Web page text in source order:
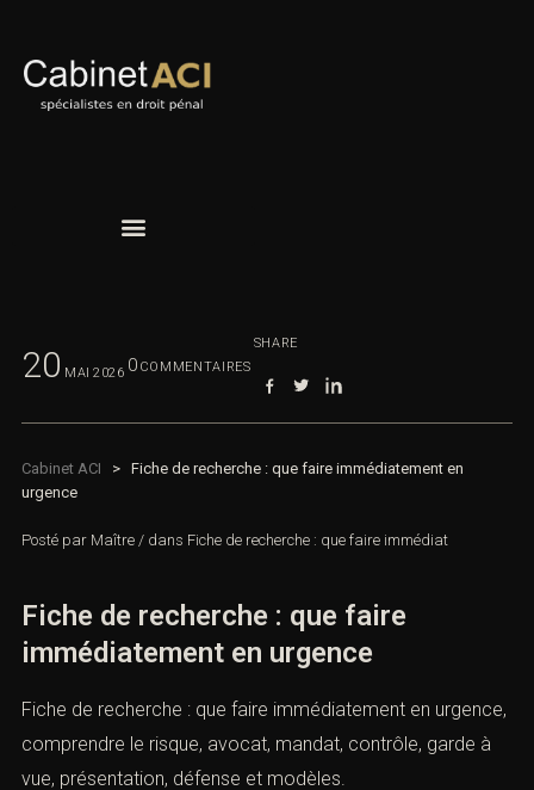
20 MAI 2026 0 COMMENTAIRES
SHARE
Cabinet ACI > Fiche de recherche : que faire immédiatement en
urgence
Posté par Maître / dans Fiche de recherche : que faire immédiat
Fiche de recherche : que faire
immédiatement en urgence
Fiche de recherche : que faire immédiatement en
urgence, comprendre le risque, avocat, mandat,
contrôle, garde à vue, présentation, défense et modèles.